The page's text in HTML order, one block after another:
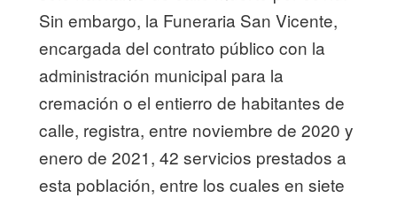
Sin embargo, la Funeraria San Vicente,
encargada del contrato público con la
administración municipal para la
cremación o el entierro de habitantes de
calle, registra, entre noviembre de 2020 y
enero de 2021, 42 servicios prestados a
esta población, entre los cuales en siete